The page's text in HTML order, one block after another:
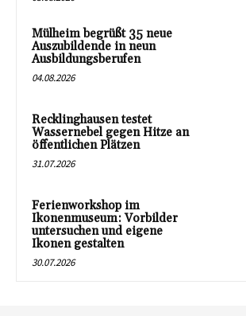
Mülheim begrüßt 35 neue
Auszubildende in neun
Ausbildungsberufen
04.08.2026
Recklinghausen testet
Wassernebel gegen Hitze an
öffentlichen Plätzen
31.07.2026
Ferienworkshop im
Ikonenmuseum: Vorbilder
untersuchen und eigene
Ikonen gestalten
30.07.2026